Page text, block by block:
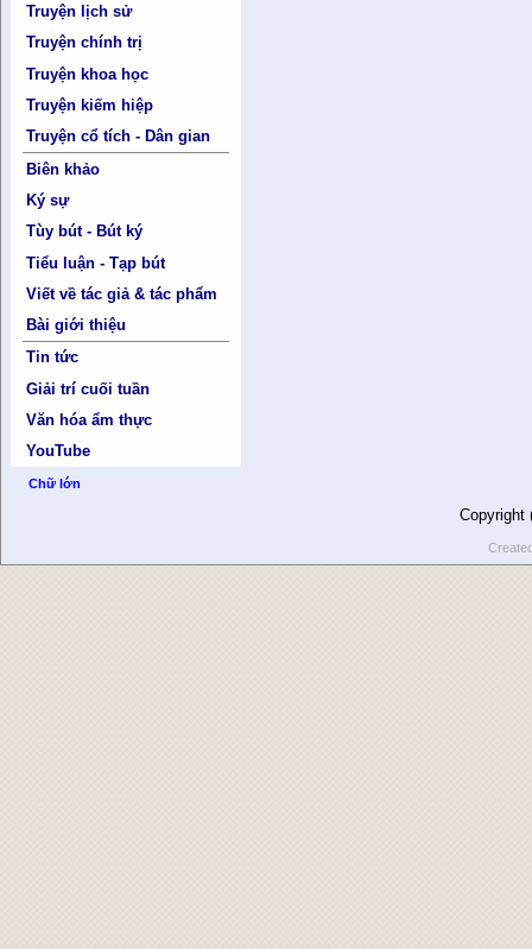
Truyện lịch sử
Truyện chính trị
Truyện khoa học
Truyện kiếm hiệp
Truyện cổ tích - Dân gian
Biên khảo
Ký sự
Tùy bút - Bút ký
Tiểu luận - Tạp bút
Viết về tác giả & tác phẩm
Bài giới thiệu
Tin tức
Giải trí cuối tuần
Văn hóa ẩm thực
YouTube
Chữ lớn
Copyright